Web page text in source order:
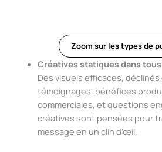
Zoom sur les types de
Créatives statiques dans
Des visuels efficaces,
témoignages, bénéfices
commerciales, et questions
créatives sont pensées pour
message en un clin d’œil.